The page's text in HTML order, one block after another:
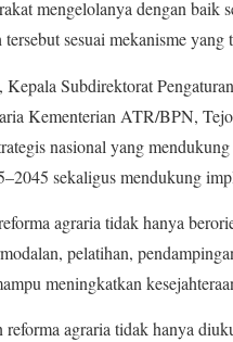
mengelolanya dengan baik
tersebut sesuai mekanisme
Kepala Subdirektorat
Kementerian ATR/BPN,
nasional yang
sekaligus mendukung
agraria tidak hanya
pelatihan,
meningkatkan
reforma agraria tidak hanya